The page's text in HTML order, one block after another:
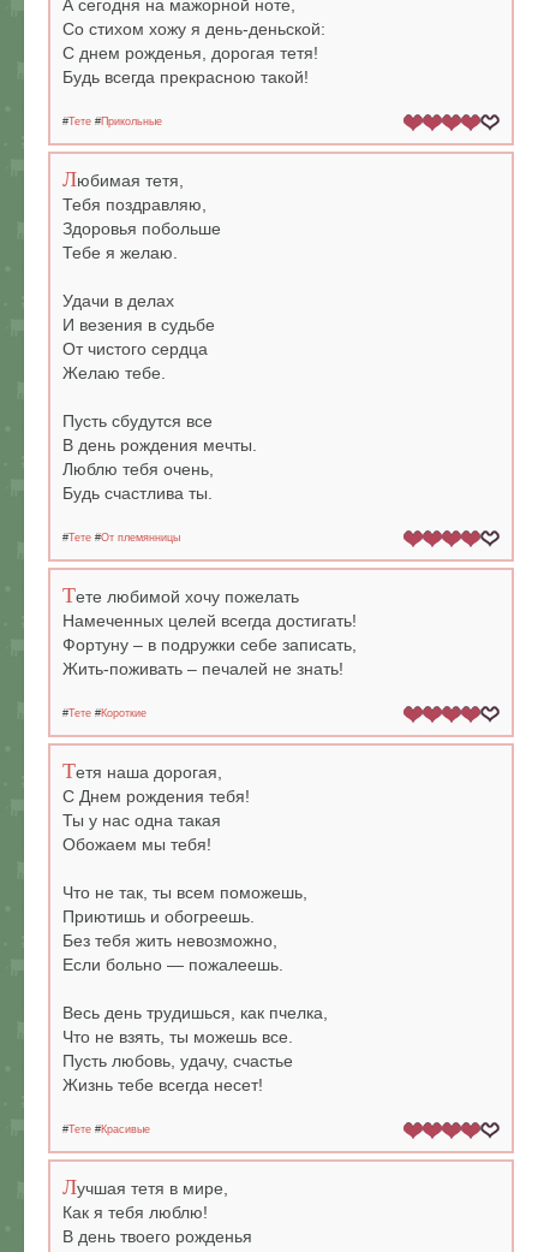
А сегодня на мажорной ноте,
Со стихом хожу я день-деньской:
С днем рожденья, дорогая тетя!
Будь всегда прекрасною такой!
#Тете #Прикольные
Любимая тетя,
Тебя поздравляю,
Здоровья побольше
Тебе я желаю.
Удачи в делах
И везения в судьбе
От чистого сердца
Желаю тебе.
Пусть сбудутся все
В день рождения мечты.
Люблю тебя очень,
Будь счастлива ты.
#Тете #От племянницы
Тете любимой хочу пожелать
Намеченных целей всегда достигать!
Фортуну – в подружки себе записать,
Жить-поживать – печалей не знать!
#Тете #Короткие
Тетя наша дорогая,
С Днем рождения тебя!
Ты у нас одна такая
Обожаем мы тебя!
Что не так, ты всем поможешь,
Приютишь и обогреешь.
Без тебя жить невозможно,
Если больно — пожалеешь.
Весь день трудишься, как пчелка,
Что не взять, ты можешь все.
Пусть любовь, удачу, счастье
Жизнь тебе всегда несет!
#Тете #Красивые
Лучшая тетя в мире,
Как я тебя люблю!
В день твоего рожденья